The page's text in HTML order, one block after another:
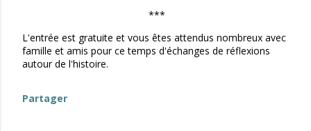
***
L'entrée est gratuite et vous êtes attendus nombreux avec
famille et amis pour ce temps d'échanges de réflexions
autour de l'histoire.
Partager